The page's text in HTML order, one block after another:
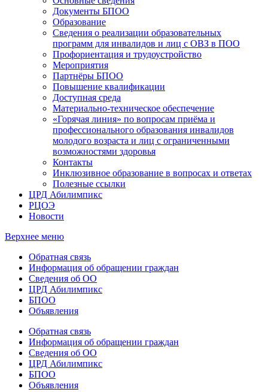
Документы БПОО
Образование
Сведения о реализации образовательных
программ для инвалидов и лиц с ОВЗ в ПОО
Профориентация и трудоустройство
Мероприятия
Партнёры БПОО
Повышение квалификации
Доступная среда
Материально-техническое обеспечение
«Горячая линия» по вопросам приёма и
профессионального образования инвалидов
молодого возраста и лиц с ограниченными
возможностями здоровья
Контакты
Инклюзивное образование в вопросах и ответах
Полезные ссылки
ЦРД Абилимпикс
РЦОЭ
Новости
Верхнее меню
Обратная связь
Информация об обращении граждан
Сведения об ОО
ЦРД Абилимпикс
БПОО
Объявления
Обратная связь
Информация об обращении граждан
Сведения об ОО
ЦРД Абилимпикс
БПОО
Объявления